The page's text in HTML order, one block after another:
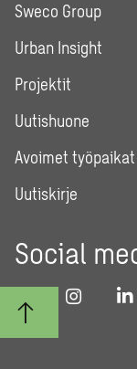
Sweco Group
Urban Insight
Projektit
Uutishuone
Avoimet työpaikat
Uutiskirje
Social